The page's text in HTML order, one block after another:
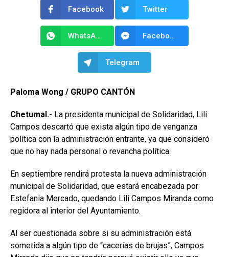
Facebook Twitter
WhatsApp Facebook Messenger
Telegram
Paloma Wong / GRUPO CANTÓN
Chetumal.- La presidenta municipal de Solidaridad, Lili
Campos descartó que exista algún tipo de venganza
política con la administración entrante, ya que consideró
que no hay nada personal o revancha política.
En septiembre rendirá protesta la nueva administración
municipal de Solidaridad, que estará encabezada por
Estefania Mercado, quedando Lili Campos Miranda como
regidora al interior del Ayuntamiento.
Al ser cuestionada sobre si su administración está
sometida a algún tipo de “cacerías de brujas”, Campos